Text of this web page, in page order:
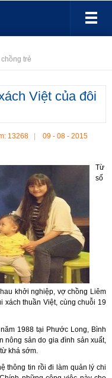
trẻ
Việt của đôi
13268 09 - 08 - 2015
Từ
số
khởi nghiệp, vợ chồng Liêm
thuần Việt, cùng chuỗi 19
1988 tại Phước Long, Bình
nông sản do gia đình sản xuất,
khá sớm.
thông tin rồi đi làm quản lý chi